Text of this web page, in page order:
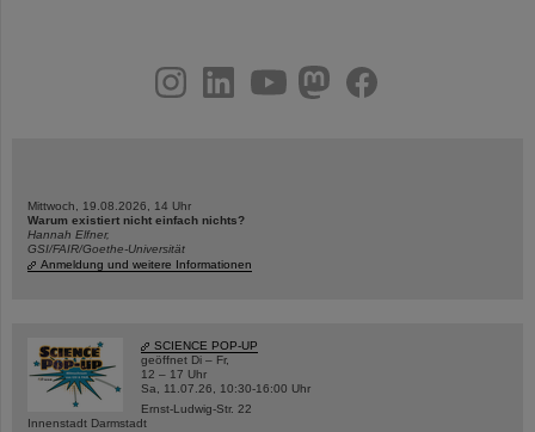
youtubehelmholtz.socialfacebook
Mittwoch, 19.08.2026, 14 Uhr
Warum existiert nicht einfach nichts?
Hannah Elfner,
GSI/FAIR/Goethe-Universität
Anmeldung und weitere Informationen
SCIENCE POP-UP
geöffnet Di – Fr,
12 – 17 Uhr
Sa, 11.07.26, 10:30-16:00 Uhr
Ernst-Ludwig-Str. 22
Innenstadt Darmstadt